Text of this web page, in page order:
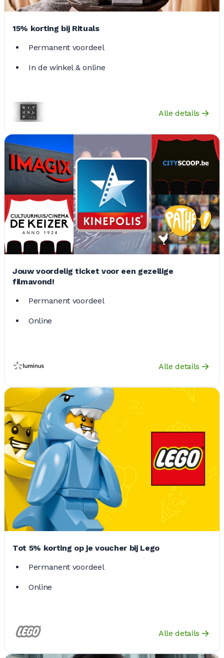
15% korting bij Rituals
Permanent voordeel
In de winkel & online
Alle details
Jouw voordelig ticket voor een gezellige
filmavond!
Permanent voordeel
Online
Alle details
Tot 5% korting op je voucher bij Lego
Permanent voordeel
Online
Alle details